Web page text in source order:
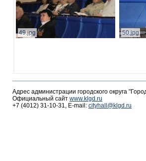
49.jpg 50.jpg
Адрес администрации городского округа
Официальный сайт www.klgd.ru
+7 (4012) 31-10-31, E-mail: cityhall@klgd.ru